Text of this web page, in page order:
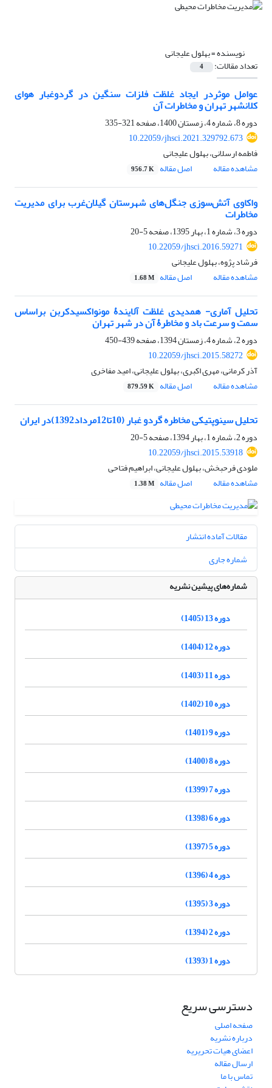
نویسنده =بهلول علیجانی
تعداد مقالات: 4
عوامل موثردر ایجاد غلظت فلزات سنگین در گردوغبار هوای
کلانشهر تهران و مخاطرات آن
دوره 8، شماره 4، زمستان 1400، صفحه
321-335
10.22059/jhsci.2021.329792.673
فاطمه ارسلانی، بهلول علیجانی
مشاهده مقاله
اصل مقاله 956.7 K
واکاوی آتش‌سوزی جنگل‌های شهرستان گیلان‌غرب برای مدیریت
مخاطرات
دوره 3، شماره 1، بهار 1395، صفحه
5-20
10.22059/jhsci.2016.59271
فرشاد پژوه، بهلول علیجانی
مشاهده مقاله
اصل مقاله 1.68 M
تحلیل آماری- همدیدی غلظت آلایندۀ مونواکسیدکربن بر‌اساس
سمت و سرعت باد و مخاطرۀ آن در شهر تهران
دوره 2، شماره 4، زمستان 1394، صفحه
439-450
10.22059/jhsci.2015.58272
آذر کرمانی، مهری اکبری، بهلول علیجانی، امید مفاخری
مشاهده مقاله
اصل مقاله 879.59 K
تحلیل سینوپتیکی مخاطره گردو غبار (10تا12مرداد1392)در ایران
دوره 2، شماره 1، بهار 1394، صفحه
5-20
10.22059/jhsci.2015.53918
ملودی فرحبخش، بهلول علیجانی، ابراهیم فتاحی
مشاهده مقاله
اصل مقاله 1.38 M
مقالات آماده انتشار
شماره جاری
شماره‌های پیشین نشریه
دوره 13 (1405)
دوره 12 (1404)
دوره 11 (1403)
دوره 10 (1402)
دوره 9 (1401)
دوره 8 (1400)
دوره 7 (1399)
دوره 6 (1398)
دوره 5 (1397)
دوره 4 (1396)
دوره 3 (1395)
دوره 2 (1394)
دوره 1 (1393)
دسترسی سریع
صفحه اصلی
درباره نشریه
اعضای هیات تحریریه
ارسال مقاله
تماس با ما